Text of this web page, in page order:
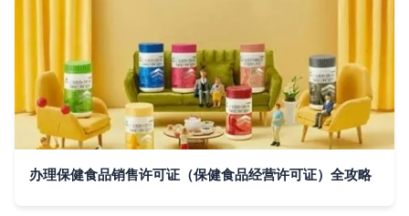
办理保健食品销售许可证（保健食品经营许可证）全攻略